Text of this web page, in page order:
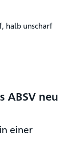
ABSV neu
einer